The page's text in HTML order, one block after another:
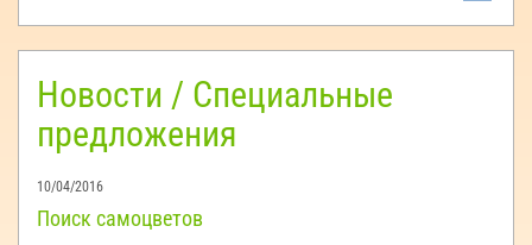
Новости / Специальные
предложения
10/04/2016
Поиск самоцветов